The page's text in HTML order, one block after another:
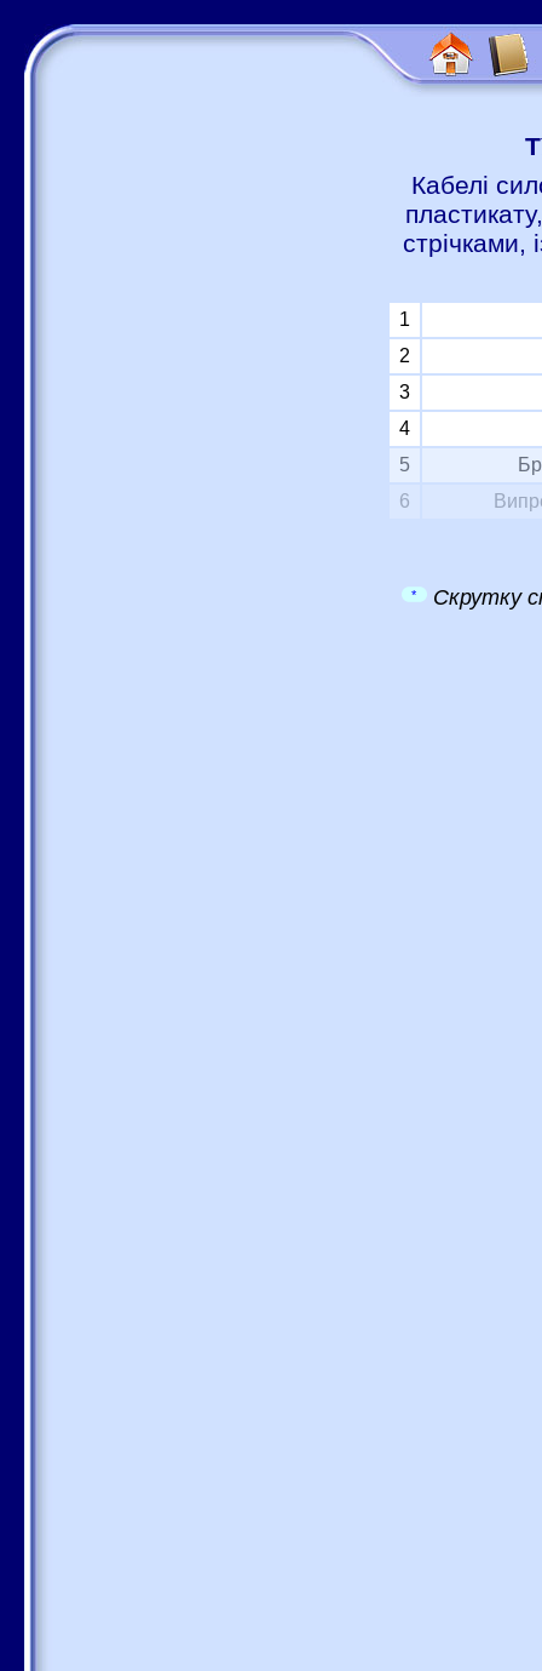
Кабелі
1
2
3
4
5
6
* Скрутку